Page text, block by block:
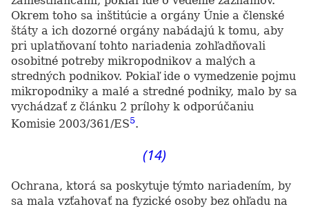
Okrem toho sa inštitúcie a orgány Únie a členské
štáty a ich dozorné orgány nabádajú k tomu, aby
pri uplatňovaní tohto nariadenia zohľadňovali
osobitné potreby mikropodnikov a malých a
stredných podnikov. Pokiaľ ide o vymedzenie pojmu
mikropodniky a malé a stredné podniky, malo by sa
vychádzať z článku 2 prílohy k odporúčaniu
Komisie 2003/361/ES5.
(14)
Ochrana, ktorá sa poskytuje týmto nariadením, by
sa mala vzťahovať na fyzické osoby bez ohľadu na